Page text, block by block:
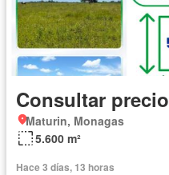
Consultar precio
Maturin, Monagas
5.600 m²
Hace 3 días, 13 horas